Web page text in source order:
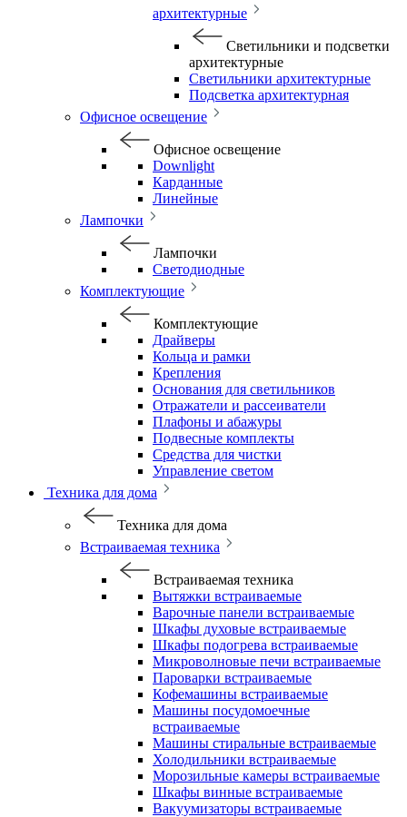
архитектурные
Светильники и подсветки
архитектурные
Светильники архитектурные
Подсветка архитектурная
Офисное освещение
Офисное освещение
Downlight
Карданные
Линейные
Лампочки
Лампочки
Светодиодные
Комплектующие
Комплектующие
Драйверы
Кольца и рамки
Крепления
Основания для светильников
Отражатели и рассеиватели
Плафоны и абажуры
Подвесные комплекты
Средства для чистки
Управление светом
Техника для дома
Техника для дома
Встраиваемая техника
Встраиваемая техника
Вытяжки встраиваемые
Варочные панели встраиваемые
Шкафы духовые встраиваемые
Шкафы подогрева встраиваемые
Микроволновые печи встраиваемые
Пароварки встраиваемые
Кофемашины встраиваемые
Машины посудомоечные
встраиваемые
Машины стиральные встраиваемые
Холодильники встраиваемые
Морозильные камеры встраиваемые
Шкафы винные встраиваемые
Вакуумизаторы встраиваемые